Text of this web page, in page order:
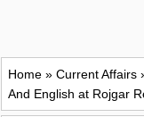
Home » Current Affairs
And English at Rojgar